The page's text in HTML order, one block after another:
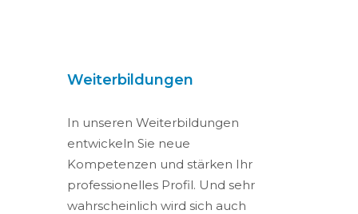
Weiterbildungen
In unseren Weiterbildungen
entwickeln Sie neue
Kompetenzen und stärken Ihr
professionelles Profil. Und sehr
wahrscheinlich wird sich auch